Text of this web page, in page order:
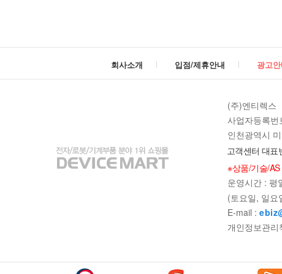
회사소개 입점/제휴안내 광고
(주)엔티렉스
사업자등록
인천광역시
고객센터 대표
※상품/기술/
운영시간 : 평
(토요일, 일요
E-mail :
개인정보관